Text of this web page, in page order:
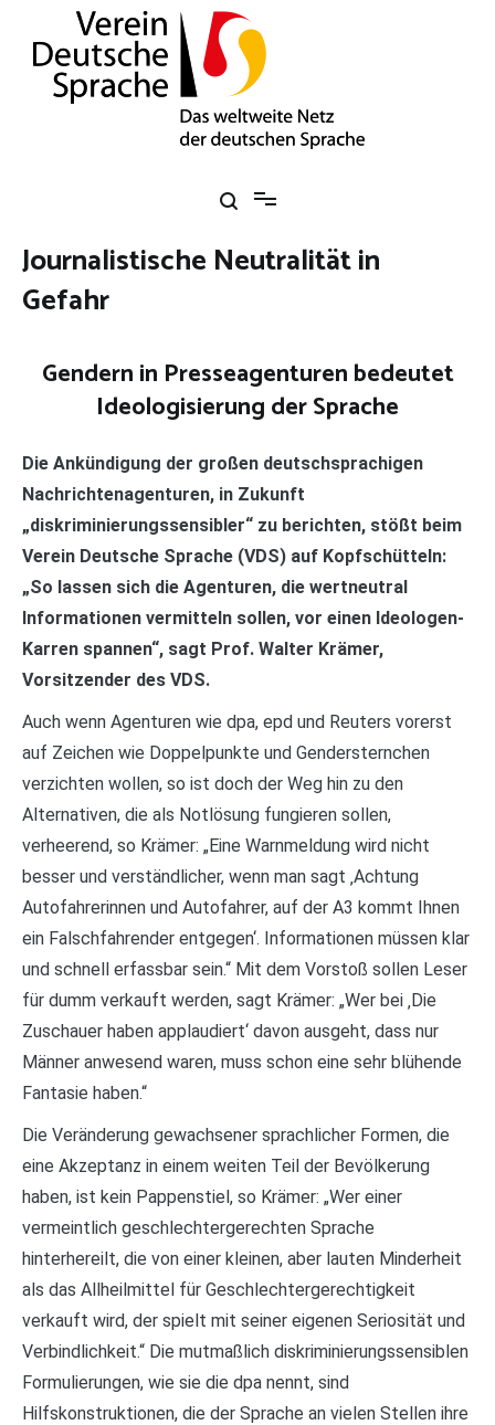
springen
Journalistische Neutralität in
Gefahr
Gendern in Presseagenturen bedeutet
Ideologisierung der Sprache
Die Ankündigung der großen deutschsprachigen
Nachrichtenagenturen, in Zukunft
„diskriminierungssensibler“ zu berichten, stößt beim
Verein Deutsche Sprache (VDS) auf Kopfschütteln:
„So lassen sich die Agenturen, die wertneutral
Informationen vermitteln sollen, vor einen Ideologen-
Karren spannen“, sagt Prof. Walter Krämer,
Vorsitzender des VDS.
Auch wenn Agenturen wie dpa, epd und Reuters vorerst
auf Zeichen wie Doppelpunkte und Gendersternchen
verzichten wollen, so ist doch der Weg hin zu den
Alternativen, die als Notlösung fungieren sollen,
verheerend, so Krämer: „Eine Warnmeldung wird nicht
besser und verständlicher, wenn man sagt ‚Achtung
Autofahrerinnen und Autofahrer, auf der A3 kommt Ihnen
ein Falschfahrender entgegen‘. Informationen müssen klar
und schnell erfassbar sein.“ Mit dem Vorstoß sollen Leser
für dumm verkauft werden, sagt Krämer: „Wer bei ‚Die
Zuschauer haben applaudiert‘ davon ausgeht, dass nur
Männer anwesend waren, muss schon eine sehr blühende
Fantasie haben.“
Die Veränderung gewachsener sprachlicher Formen, die
eine Akzeptanz in einem weiten Teil der Bevölkerung
haben, ist kein Pappenstiel, so Krämer: „Wer einer
vermeintlich geschlechtergerechten Sprache
hinterhereilt, die von einer kleinen, aber lauten Minderheit
als das Allheilmittel für Geschlechtergerechtigkeit
verkauft wird, der spielt mit seiner eigenen Seriosität und
Verbindlichkeit.“ Die mutmaßlich diskriminierungssensiblen
Formulierungen, wie sie die dpa nennt, sind
Hilfskonstruktionen, die der Sprache an vielen Stellen ihre